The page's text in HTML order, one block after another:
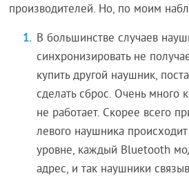
производителей. Но, по моим
В большинстве случаев
синхронизировать не
купить другой наушник,
сделать сброс. Очень много
не работает. Скорее всего
левого наушника
уровне, каждый Bluetooth
адрес, и так наушники